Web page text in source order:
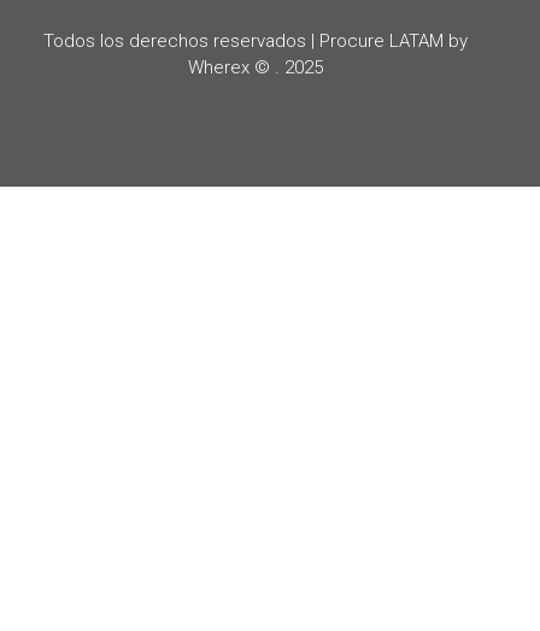
Todos los derechos reservados | Procure LATAM by
Wherex © . 2025